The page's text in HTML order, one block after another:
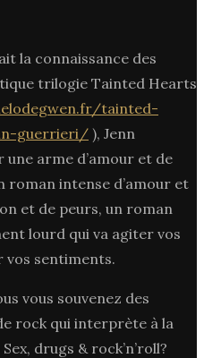
la connaissance des
trilogie Tainted Hearts
tainted-
guerrieri/ ), Jenn
arme d’amour et de
roman intense d’amour et
et de peurs, un roman
lourd qui va agiter vos
vos sentiments.
vous souvenez des
rock qui interprète à la
drugs & rock’n’roll?